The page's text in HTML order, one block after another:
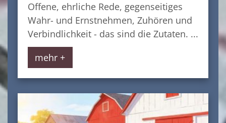
Offene, ehrliche Rede, gegenseitiges
Wahr- und Ernstnehmen, Zuhören und
Verbindlichkeit - das sind die Zutaten. ...
mehr +